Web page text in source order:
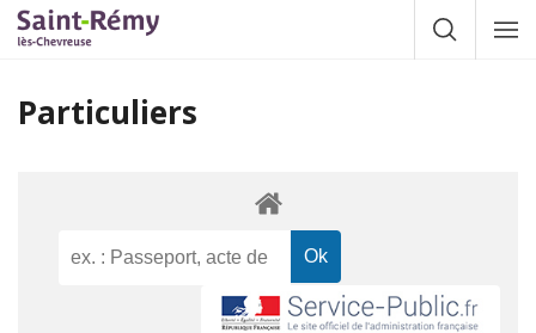
Gestion des traceurs
Afficher la
Particuliers